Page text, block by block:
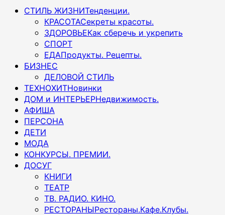
Основное
СТИЛЬ ЖИЗНИТенденции.
КРАСОТАСекреты красоты.
ЗДОРОВЬЕКак сберечь и укрепить
СПОРТ
ЕДАПродукты. Рецепты.
БИЗНЕС
ДЕЛОВОЙ СТИЛЬ
ТЕХНОХИТНовинки
ДОМ и ИНТЕРЬЕРНедвижимость.
АФИША
ПЕРСОНА
ДЕТИ
МОДА
КОНКУРСЫ. ПРЕМИИ.
ДОСУГ
КНИГИ
ТЕАТР
ТВ. РАДИО. КИНО.
РЕСТОРАНЫРестораны.Кафе.Клубы.